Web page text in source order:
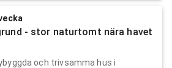
- stor naturtomt nära havet
och trivsamma hus i